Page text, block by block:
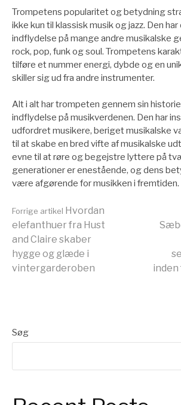
Trompetens popularitet og betydning
ikke kun til klassisk musik og jazz. Den
indflydelse på mange andre musikalske
rock, pop, funk og soul. Trompetens
tilføre et nummer energi, dybde og en
skiller sig ud fra andre instrumenter.
Alt i alt har trompeten gennem sin
indflydelse på musikverdenen. Den har
udfordret musikere, beriget musikalske
til at skabe en bred vifte af musikalske
evne til at røre og begejstre lyttere på
generationer er enestående, og dens
være afgørende for musikken i fremtiden.
Læs
videre
Forrige artikel Hvordan
elefanthuer fra Hust
and Claire skaber
hygge og glæde i
vintergarderoben
Søg